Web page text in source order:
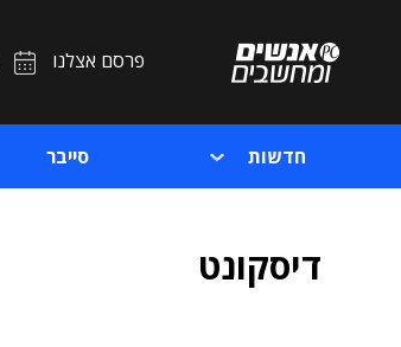
פרסם אצלנו
חדשות סייבר
דיסקונט